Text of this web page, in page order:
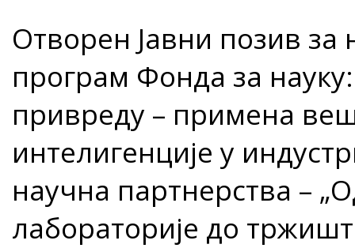
Отворен Јавни позив за
програм Фонда за
привреду – примена
интелигенције у
научна партнерства –
лабораторије до